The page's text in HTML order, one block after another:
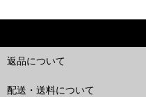
返品について
配送・送料について